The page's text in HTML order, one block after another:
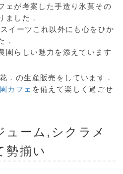
ェが考案した手造り氷菓その
ました．
イーツこれ以外にも心をひか
．
園らしい魅力を添えています
花．の生産販売をしています．
カフェ を備えて楽しく過ごせ
ューム, シクラメ
勢揃い